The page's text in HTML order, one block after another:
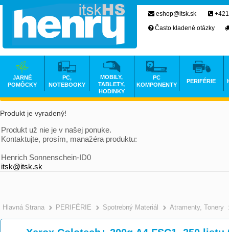
Produkt je vyradený!
Produkt už nie je v našej ponuke.
Kontaktujte, prosím, manažéra produktu:
Henrich Sonnenschein-ID0
itsk@itsk.sk
Hlavná Strana PERIFÉRIE Spotrebný Materiál Atramenty, Tonery
eshop@itsk.sk
Často kladené otázky
JARNÉ
POMÔCKY
PC,
NOTEBOOKY
MOBILY,
TABLETY,
HODINKY
PC
KOMPONENTY
PERIFÉRIE